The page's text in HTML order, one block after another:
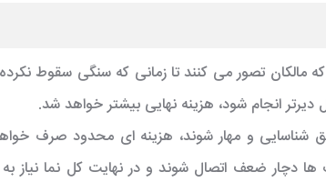
مالکان تصور می کنند تا زمانی که سنگی سقوط
انجام شود، هزینه نهایی بیشتر خواهد شد.
شناسایی و مهار شوند، هزینه ای محدود صرف
دچار ضعف اتصال شوند و در نهایت کل نما نیاز